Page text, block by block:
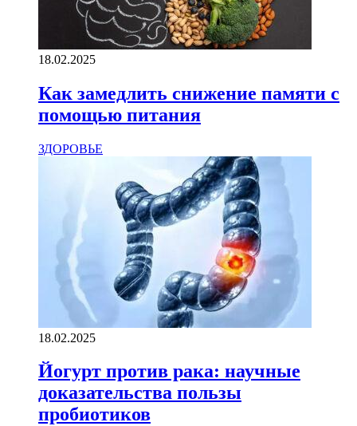
18.02.2025
Как замедлить снижение памяти с
помощью питания
ЗДОРОВЬЕ
18.02.2025
Йогурт против рака: научные
доказательства пользы
пробиотиков